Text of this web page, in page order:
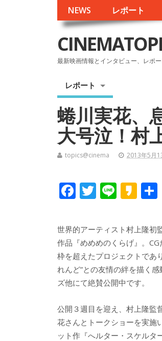
NEWS レポート
最新映画情報とインタビュー、レポ
レポート
蜷川実花、
大号泣！村
topics@cinema 2013年5月
F
e
b
o
o
k
T
itt
er
Li
e
K
k
a
o
世界的アーティスト村上隆初
作品『めめめのくらげ』。
枠を超えたプロジェクトであ
れんど”との友情の絆を描く
ズ他にて絶賛公開中です。
公開３週目を迎え、村上隆監
花さんとトークショーを実施
ット作『へルター・スケルタ